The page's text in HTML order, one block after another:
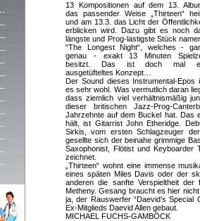
13 Kompositionen auf dem 13.
das passender Weise „Thirteen“
und am 13.3. das Licht der
erblicken wird. Dazu gibt es noch
längste und Prog-lastigste Stück
“The Longest Night“, welches -
genau - exakt 13 Minuten
besitzt. Das ist doch mal
ausgetüfteltes Konzept…
Der Sound dieses Instrumental-Epos
es sehr wohl. Was vermutlich daran
dass ziemlich viel verhältnismäßig
dieser britischen Jazz-Prog-
Jahrzehnte auf dem Buckel hat. Das
hält, ist Gitarrist John Etheridge.
Sirkis, vom ersten Schlagzeuger
gesellte sich der beinahe grimmige
Saxophonist, Flötist und
zeichnet.
„Thirteen“ wohnt eine immense
eines späten Miles Davis oder der
anderen die sanfte Verspieltheit
Metheny. Gesang braucht es hier
ja, der Rauswerfer “Daevid’s
Ex-Mitglieds Daevid Allen gebaut.
MICHAEL FUCHS-GAMBÖCK